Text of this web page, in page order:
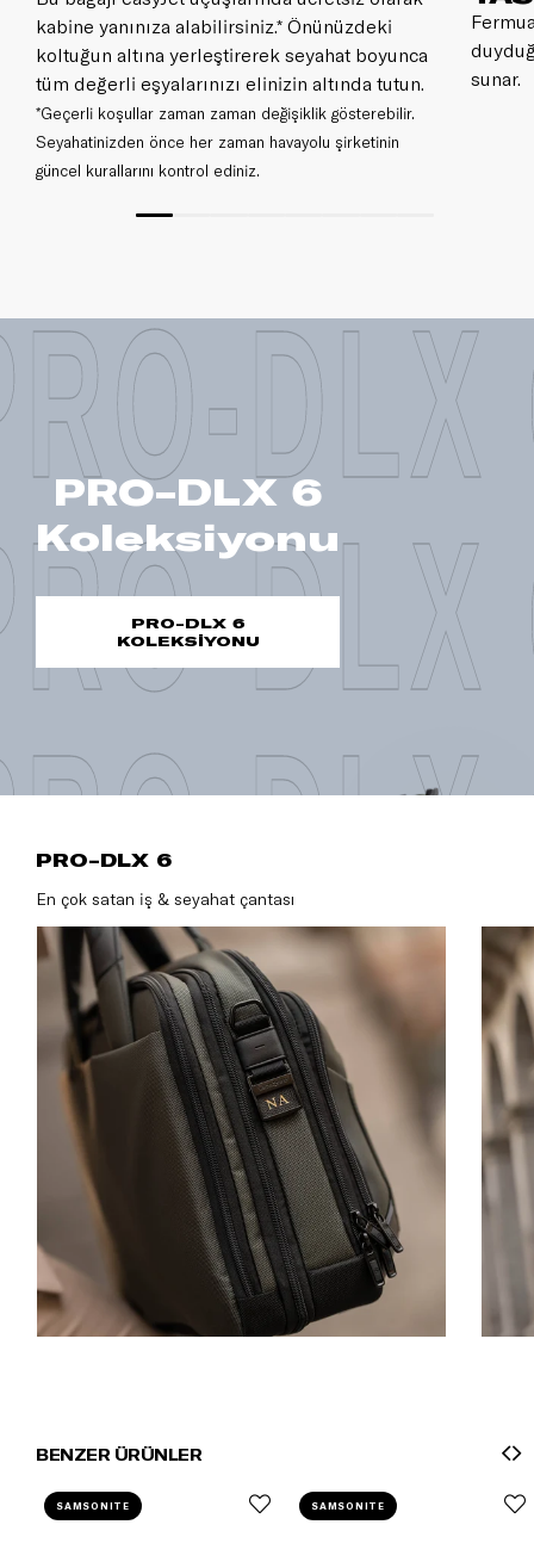
kabine yanınıza alabilirsiniz.* Önünüzdeki
koltuğun altına yerleştirerek seyahat boyunca
tüm değerli eşyalarınızı elinizin altında tutun.
*Geçerli koşullar zaman zaman değişiklik gösterebilir.
Seyahatinizden önce her zaman havayolu şirketinin
güncel kurallarını kontrol ediniz.
sunar.
PRO-DLX 6
Koleksiyonu
PRO-DLX 6
KOLEKSİYONU
PRO-DLX 6
En çok satan iş & seyahat çantası
BENZER ÜRÜNLER
SAMSONITE SAMSONITE